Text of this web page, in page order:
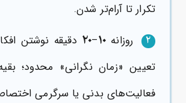
تکرار تا آرام‌تر شدن.
2 روزانه۱۰–۲۰ دقیقه نوشتن
تعیین «زمان نگرانی» محدود؛
فعالیت‌های بدنی یا سرگرمی